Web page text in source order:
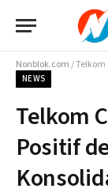
Nonblok.com/Telkom
NEWS
Telkom
Positif